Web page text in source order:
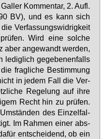
Kom­men­tar, 2. Aufl.
BV), und es kann sich
Ver­fas­sungs­wid­rig­keit
Wird ei­ne sol­che
aber an­ge­wandt wer­den,
le­dig­lich ge­ge­be­nen­falls
frag­li­che Be­stim­mung
in je­dem Fall die Ver­
Re­ge­lung auf ih­re
Recht hin zu prü­fen.
des Ein­zel­fal­
Im Rah­men ei­ner abs­
ent­schei­dend, ob ein